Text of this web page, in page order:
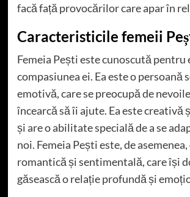
facă față provocărilor care apar în
Caracteristicile femeii
Femeia Pești este cunoscută pentru
compasiunea ei. Ea este o persoană
emotivă, care se preocupă de
încearcă să îi ajute. Ea este creativă
și are o abilitate specială de a se
noi. Femeia Pești este, de
romantică și sentimentală, care își
găsească o relație profundă și